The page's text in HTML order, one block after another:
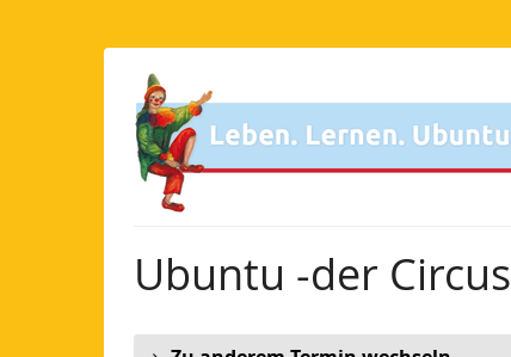
Ubuntu -der Circus